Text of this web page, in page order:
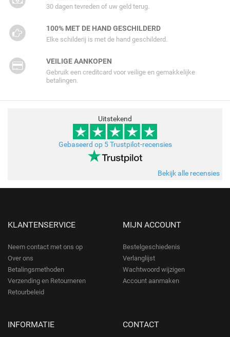
30 dagen tevreden of uw geld terug.
100% MET DE HAND GESCHILDERD
Elke schilderij is met de hand geschilderd.
VEILIGE AANKOPEN
Gebruik een creditcard voor veilige en gemakkelijke
betalingen.
Uitstekend
Gebaseerd op 5 Trustpilot-recensies
Bekijk alle recensies
KLANTENSERVICE
Neem contact met ons op
Over ons
Betalingsmethoden
Verzending en Retourneren
Retourbeleid
MIJN ACCOUNT
Bestelgeschiedenis
Verlanglijst
Wachtwoord wijzigen
Account aanmaken
INFORMATIE CONTACT